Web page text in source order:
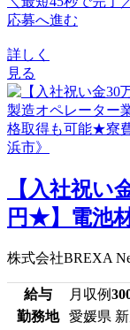
応募へ進む
詳しく
見る
【入社祝い
円★】電池
株式会社BREXA
給与 月収例
勤務地
愛媛県